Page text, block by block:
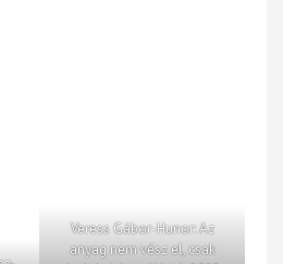
Veress Gábor-Hunor: Az
anyag nem vész el, csak